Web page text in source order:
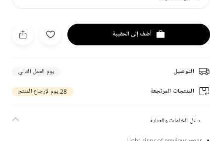
أضف إلى الحقيبة
التوصيل يوم العمل التالي
المنتجات المرتجعة 28 يوم لإرجاع المنتج
دليل الخامات والعناية